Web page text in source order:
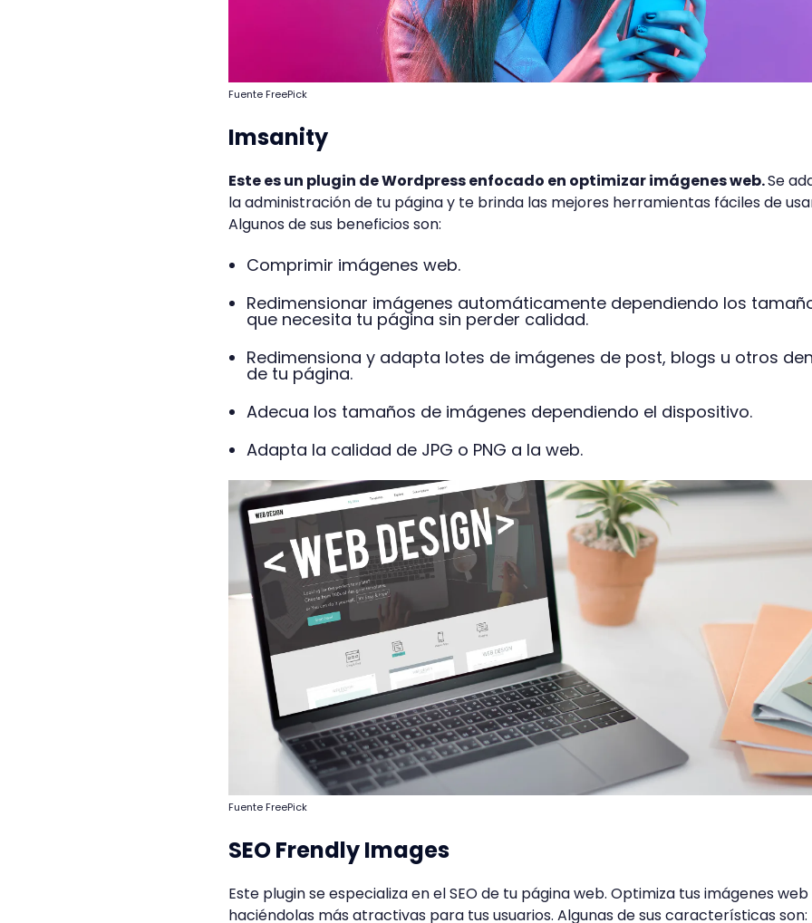
Fuente FreePick
Imsanity
Este es un plugin de Wordpress enfocado en optimizar imágenes web.Se
la administración de tu página y te brinda las mejores herramientas fáciles de
Algunos de sus beneficios son:
Comprimir imágenes web.
Redimensionar imágenes automáticamente dependiendo los
que necesita tu página sin perder calidad.
Redimensiona y adapta lotes de imágenes de post, blogs u otros
de tu página.
Adecua los tamaños de imágenes dependiendo el dispositivo.
Adapta la calidad de JPG o PNG a la web.
Fuente FreePick
SEO Frendly Images
Este plugin se especializa en el SEO de tu página web. Optimiza tus imágenes web
haciéndolas más atractivas para tus usuarios. Algunas de sus características son: